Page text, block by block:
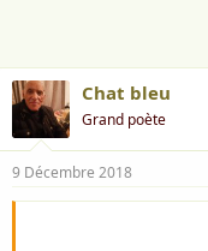
Chat bleu
Grand poète
9 Décembre 2018